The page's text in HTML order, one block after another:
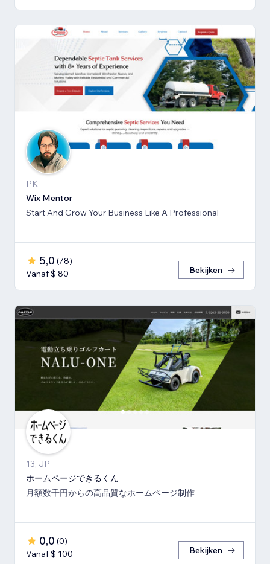
PK
Wix Mentor
Start And Grow Your Business Like A Professional
5,0 (78)
Vanaf $ 80
Bekijken
13, JP
ホームページできるくん
月額数千円からの高品質なホームページ制作
0,0 (0)
Vanaf $ 100
Bekijken